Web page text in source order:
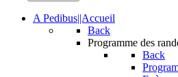
A Pedibus||Accueil
Back
Programme des
Back